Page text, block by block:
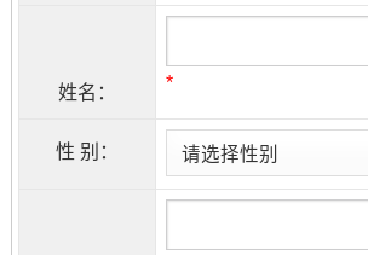
姓名： *
性 别：